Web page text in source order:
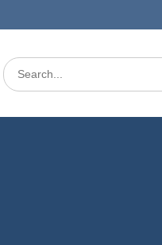
Search
for: